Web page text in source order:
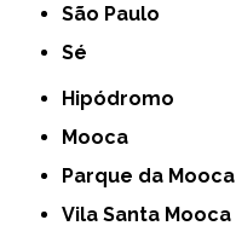
São Paulo
Sé
Hipódromo
Mooca
Parque da Mooca
Vila Santa Mooca